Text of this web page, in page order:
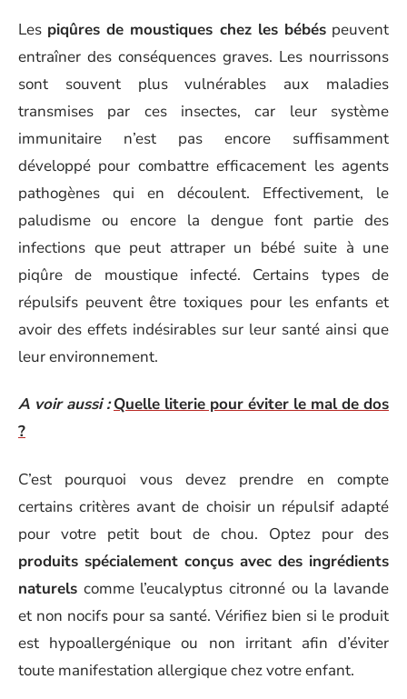
Les piqûres de moustiques chez les bébéspeuvent
entraîner des conséquences graves. Les nourrissons
sont souvent plus vulnérables aux maladies
transmises par ces insectes, car leur système
immunitaire n’est pas encore suffisamment
développé pour combattre efficacement les agents
pathogènes qui en découlent. Effectivement, le
paludisme ou encore la dengue font partie des
infections que peut attraper un bébé suite à une
piqûre de moustique infecté. Certains types de
répulsifs peuvent être toxiques pour les enfants et
avoir des effets indésirables sur leur santé ainsi que
leur environnement.
A voir aussi : Quelle literie pour éviter le mal de dos
?
C’est pourquoi vous devez prendre en compte
certains critères avant de choisir un répulsif adapté
pour votre petit bout de chou. Optez pour des
produits spécialement conçus avec des ingrédients
naturels comme l’eucalyptus citronné ou la lavande
et non nocifs pour sa santé. Vérifiez bien si le produit
est hypoallergénique ou non irritant afin d’éviter
toute manifestation allergique chez votre enfant.